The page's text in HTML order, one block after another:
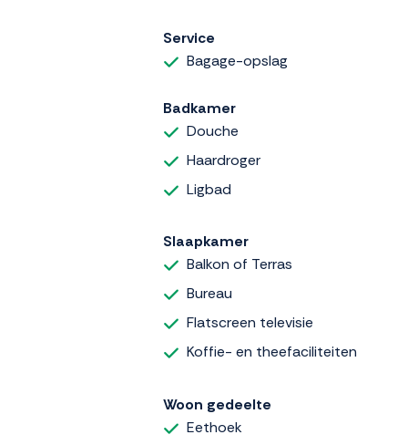
Service
Bagage-opslag
Badkamer
Douche
Haardroger
Ligbad
Slaapkamer
Balkon of Terras
Bureau
Flatscreen televisie
Koffie- en theefaciliteiten
Woon gedeelte
Eethoek